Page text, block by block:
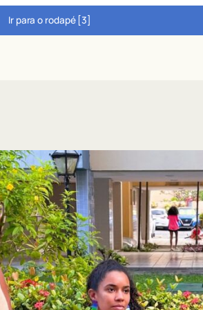
Ir para o rodapé [3]